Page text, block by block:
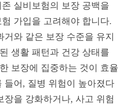
실비보험의 보장 공백을
가입을 고려해야 합니다.
거와 같은 보장 수준을 유지
생활 패턴과 건강 상태를
보장에 집중하는 것이 효율
들어, 질병 위험이 높아졌다
장을 강화하거나, 사고 위험